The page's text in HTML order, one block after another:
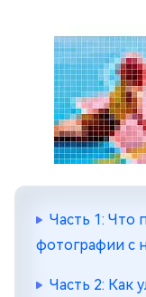
Часть 1: Что
фотографии с
Часть 2: Как